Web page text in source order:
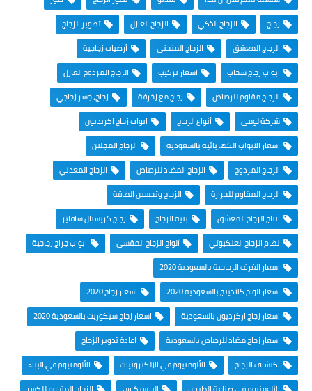
زجاج
الزجاج الذكي الزجاج العازل
تطوير الزجاج
الزجاج المعشق
الزجاج المنحني
أرضيات زجاجية
ابواب زجاج سحاب
اسعار تركيب
الزجاج المزدوج العازل
الزجاج مقاوم للرصاص
زجاج مع زخرفة
زجاج، جسر زجاجي
شركة لومي
أنواع الزجاج
ابواب زجاج اكريديون
اسعار الابواب الكهربائية بالسعودية
الزجاج المجلتن
الزجاج المزدوج
الزجاج المضاد للرصاص
الزجاج المعدني
الزجاج المقاوم للحرارة
الزجاج وتحسين الطاقة
انتاج الزجاج المعشق
بنية الزجاج
زجاج كريستال سافايَر
نظام الزجاج العنكبوتي
ألواح الزجاج المقسى
ابواب جراج زجاجية
اسعار الغرف الزجاجية بالسعودية 2020
اسعار الواح كلادينج بالسعودية 2020
اسعار زجاج 2020
اسعار زجاج اركرديون بالسعودية
اسعار زجاج سيكوريت بالسعودية 2020
اسعار زجاج مضاد للرصاص بالسعودية
اعادة تدوير الزجاج
اكتشاف الزجاج
الألومنيوم في الإلكترونيات
الألومنيوم في البناء